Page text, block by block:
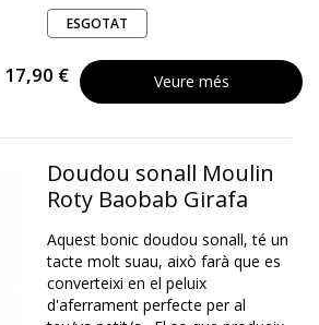
ESGOTAT
17,90 € Veure més
Doudou sonall Moulin
Roty Baobab Girafa
Aquest bonic doudou sonall, té un
tacte molt suau, això farà que es
converteixi en el peluix
d'aferrament perfecte per al